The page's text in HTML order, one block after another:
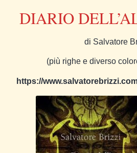
DIARIO
di Salvatore
(più righe e diverso
https://